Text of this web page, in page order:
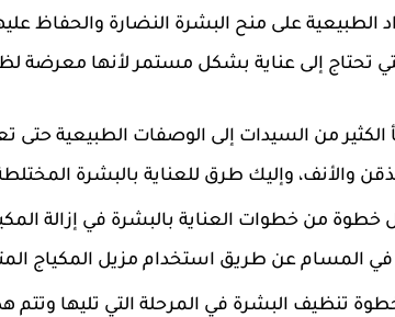
الطبيعية على منح البشرة النضارة والحفاظ
تحتاج إلى عناية بشكل مستمر لأنها معرضة
الكثير من السيدات إلى الوصفات الطبيعية
والأنف، وإليك طرق للعناية بالبشرة
خطوة من خطوات العناية بالبشرة في إزالة
في المسام عن طريق استخدام مزيل المكياج
تنظيف البشرة في المرحلة التي تليها